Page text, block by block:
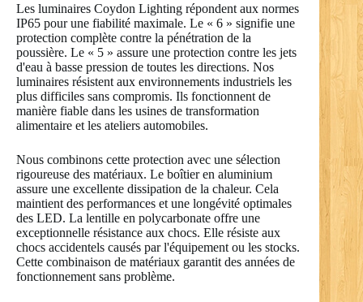
Les luminaires Coydon Lighting répondent aux normes
IP65 pour une fiabilité maximale. Le « 6 » signifie une
protection complète contre la pénétration de la
poussière. Le « 5 » assure une protection contre les jets
d'eau à basse pression de toutes les directions. Nos
luminaires résistent aux environnements industriels les
plus difficiles sans compromis. Ils fonctionnent de
manière fiable dans les usines de transformation
alimentaire et les ateliers automobiles.
Nous combinons cette protection avec une sélection
rigoureuse des matériaux. Le boîtier en aluminium
assure une excellente dissipation de la chaleur. Cela
maintient des performances et une longévité optimales
des LED. La lentille en polycarbonate offre une
exceptionnelle résistance aux chocs. Elle résiste aux
chocs accidentels causés par l'équipement ou les stocks.
Cette combinaison de matériaux garantit des années de
fonctionnement sans problème.